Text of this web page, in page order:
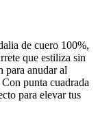
de cuero 100%,
que estiliza sin
para anudar al
punta cuadrada
para elevar tus